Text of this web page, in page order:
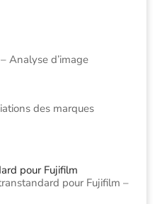
Analyse d’image
des marques
pour Fujifilm –